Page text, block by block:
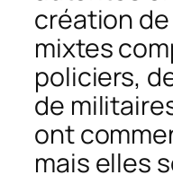
création
mixtes
policiers,
de
ont
mais elles